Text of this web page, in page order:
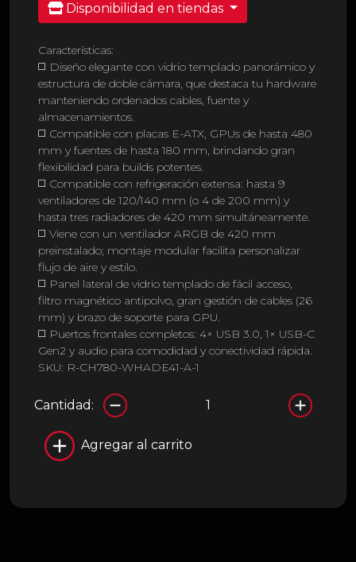
Disponibilidad en tiendas
Características:
◻️ Diseño elegante con vidrio templado panorámico y
estructura de doble cámara, que destaca tu hardware
manteniendo ordenados cables, fuente y
almacenamientos.
◻️ Compatible con placas E-ATX, GPUs de hasta 480
mm y fuentes de hasta 180 mm, brindando gran
flexibilidad para builds potentes.
◻️ Compatible con refrigeración extensa: hasta 9
ventiladores de 120/140 mm (o 4 de 200 mm) y
hasta tres radiadores de 420 mm simultáneamente.
◻️ Viene con un ventilador ARGB de 420 mm
preinstalado; montaje modular facilita personalizar
flujo de aire y estilo.
◻️ Panel lateral de vidrio templado de fácil acceso,
filtro magnético antipolvo, gran gestión de cables (26
mm) y brazo de soporte para GPU.
◻️ Puertos frontales completos: 4× USB 3.0, 1× USB-C
Gen2 y audio para comodidad y conectividad rápida.
SKU: R-CH780-WHADE41-A-1
Cantidad:
Agregar al carrito